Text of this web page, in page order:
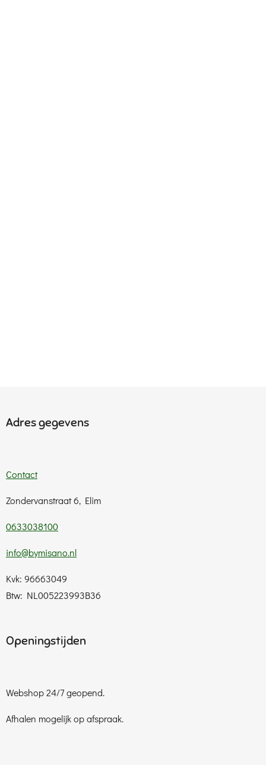
Adres gegevens
Contact
Zondervanstraat 6, Elim
0633038100
info@bymisano.nl
Kvk: 96663049
Btw: NL005223993B36
Openingstijden
Webshop 24/7 geopend.
Afhalen mogelijk op afspraak.